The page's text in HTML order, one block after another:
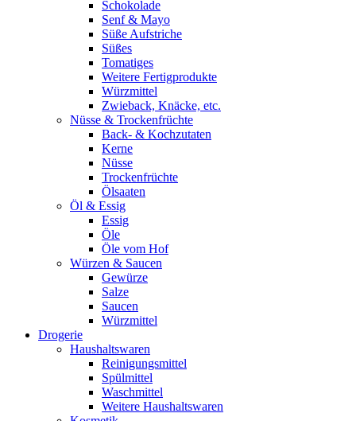
Schokolade
Senf & Mayo
Süße Aufstriche
Süßes
Tomatiges
Weitere Fertigprodukte
Würzmittel
Zwieback, Knäcke, etc.
Nüsse & Trockenfrüchte
Back- & Kochzutaten
Kerne
Nüsse
Trockenfrüchte
Ölsaaten
Öl & Essig
Essig
Öle
Öle vom Hof
Würzen & Saucen
Gewürze
Salze
Saucen
Würzmittel
Drogerie
Haushaltswaren
Reinigungsmittel
Spülmittel
Waschmittel
Weitere Haushaltswaren